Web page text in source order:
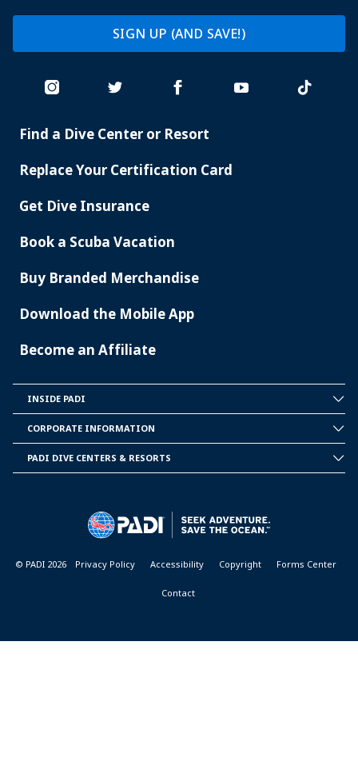
SIGN UP (AND SAVE!)
PADI
Find a Dive Center or Resort
Replace Your Certification Card
Get Dive Insurance
Book a Scuba Vacation
Buy Branded Merchandise
Download the Mobile App
Become an Affiliate
PADI
INSIDE PADI
INFORMATION
CORPORATE INFORMATION
PADI DIVE CENTERS & RESORTS
© PADI 2026 Privacy Policy Accessibility Copyright Forms Center
Contact